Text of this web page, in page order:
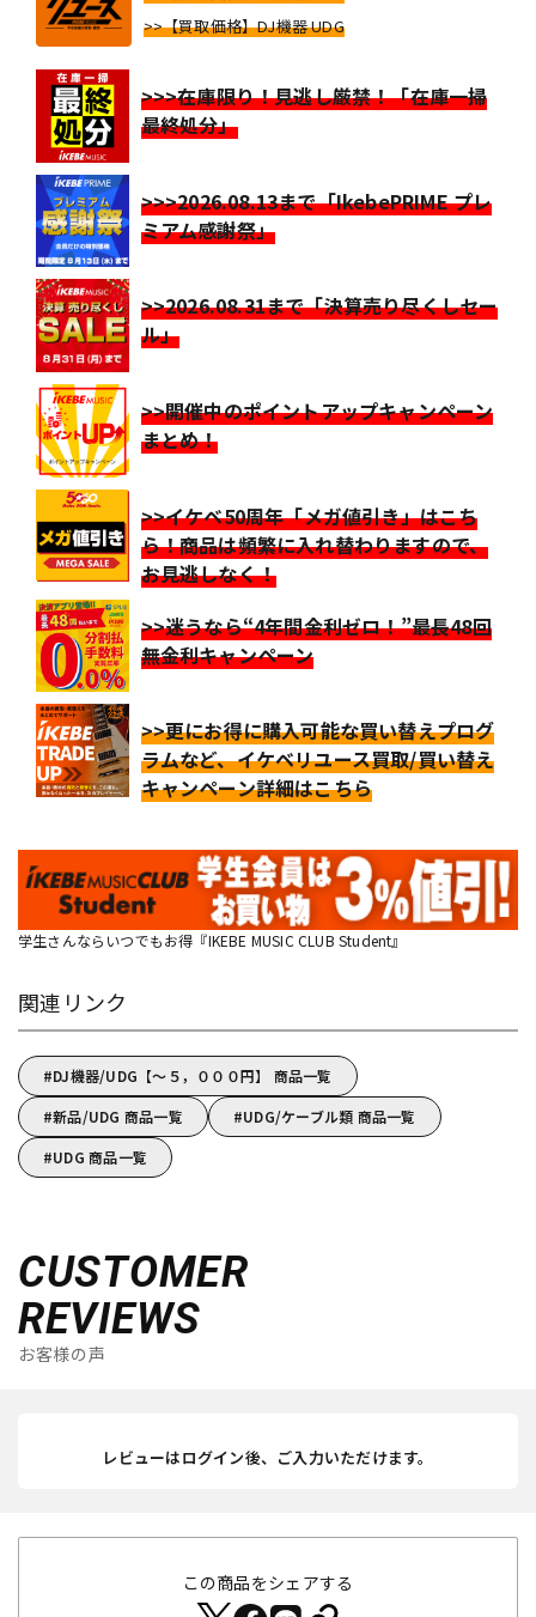
>>【買取価格】DJ機器 UDG
>>>在庫限り！見逃し厳禁！「在庫一掃
最終処分」
>>>2026.08.13まで「IkebePRIME プレ
ミアム感謝祭」
>>2026.08.31まで「決算売り尽くしセー
ル」
>>開催中のポイントアップキャンペーン
まとめ！
>>イケベ50周年「メガ値引き」はこち
ら！商品は頻繁に入れ替わりますので、
お見逃しなく！
>>迷うなら“4年間金利ゼロ！”最長48回
無金利キャンペーン
>>更にお得に購入可能な買い替えプログ
ラムなど、イケベリユース買取/買い替え
キャンペーン詳細はこちら
学生さんならいつでもお得『IKEBE MUSIC CLUB Student』
関連リンク
DJ機器/UDG【～５，０００円】 商品一覧
新品/UDG 商品一覧
UDG/ケーブル類 商品一覧
UDG 商品一覧
CUSTOMER
REVIEWS
お客様の声
レビューはログイン後、ご入力いただけます。
この商品をシェアする